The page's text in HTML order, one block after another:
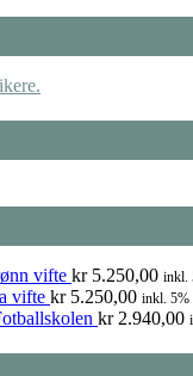
vifte kr5.250,00 inkl.
vifte kr5.250,00 inkl. 5%
kr2.940,00